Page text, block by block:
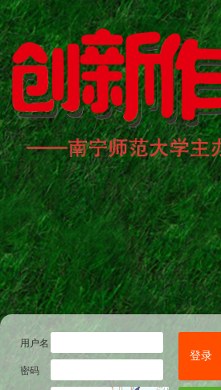
用户名
密码
登录